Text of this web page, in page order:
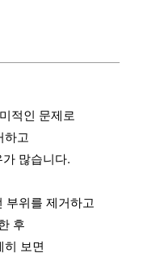
적인 문제로
하고
많습니다.
부위를 제거하고
후
히 보면